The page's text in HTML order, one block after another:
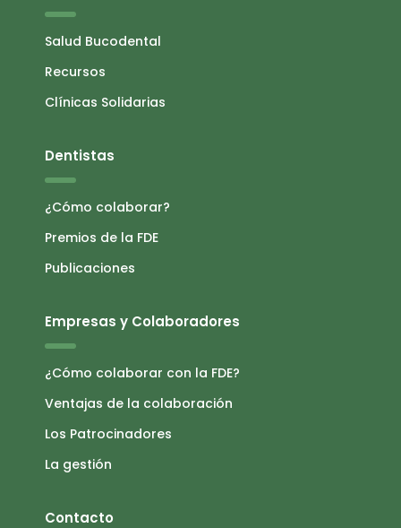
Salud Bucodental
Recursos
Clínicas Solidarias
Dentistas
¿Cómo colaborar?
Premios de la FDE
Publicaciones
Empresas y Colaboradores
¿Cómo colaborar con la FDE?
Ventajas de la colaboración
Los Patrocinadores
La gestión
Contacto